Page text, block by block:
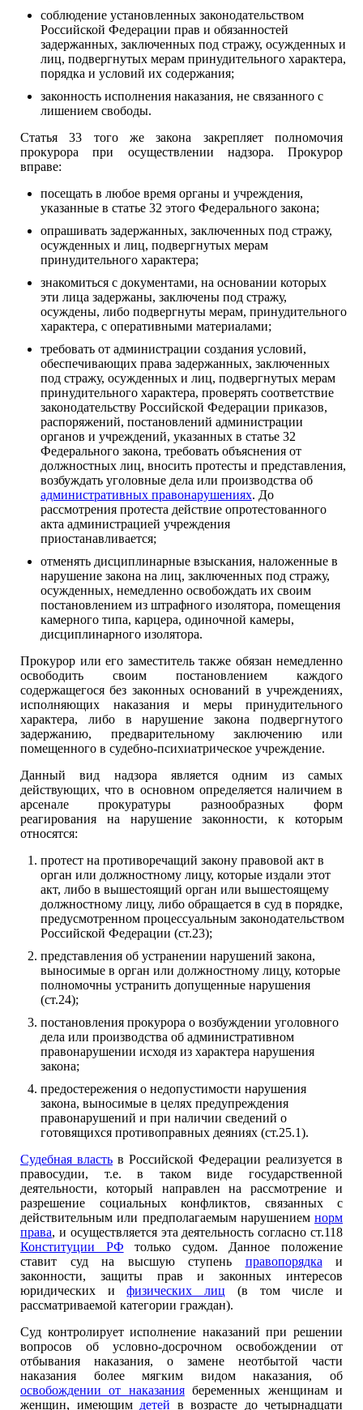
соблюдение установленных законодательством
Российской Федерации прав и обязанностей
задержанных, заключенных под стражу, осужденных и
лиц, подвергнутых мерам принудительного характера,
порядка и условий их содержания;
законность исполнения наказания, не связанного с
лишением свободы.
Статья 33 того же закона закрепляет полномочия
прокурора при осуществлении надзора. Прокурор
вправе:
посещать в любое время органы и учреждения,
указанные в статье 32 этого Федерального закона;
опрашивать задержанных, заключенных под стражу,
осужденных и лиц, подвергнутых мерам
принудительного характера;
знакомиться с документами, на основании которых
эти лица задержаны, заключены под стражу,
осуждены, либо подвергнуты мерам, принудительного
характера, с оперативными материалами;
требовать от администрации создания условий,
обеспечивающих права задержанных, заключенных
под стражу, осужденных и лиц, подвергнутых мерам
принудительного характера, проверять соответствие
законодательству Российской Федерации приказов,
распоряжений, постановлений администрации
органов и учреждений, указанных в статье 32
Федерального закона, требовать объяснения от
должностных лиц, вносить протесты и представления,
возбуждать уголовные дела или производства об
административных правонарушениях. До
рассмотрения протеста действие опротестованного
акта администрацией учреждения
приостанавливается;
отменять дисциплинарные взыскания, наложенные в
нарушение закона на лиц, заключенных под стражу,
осужденных, немедленно освобождать их своим
постановлением из штрафного изолятора, помещения
камерного типа, карцера, одиночной камеры,
дисциплинарного изолятора.
Прокурор или его заместитель также обязан немедленно
освободить своим постановлением каждого
содержащегося без законных оснований в учреждениях,
исполняющих наказания и меры принудительного
характера, либо в нарушение закона подвергнутого
задержанию, предварительному заключению или
помещенного в судебно-психиатрическое учреждение.
Данный вид надзора является одним из самых
действующих, что в основном определяется наличием в
арсенале прокуратуры разнообразных форм
реагирования на нарушение законности, к которым
относятся:
протест на противоречащий закону правовой акт в
орган или должностному лицу, которые издали этот
акт, либо в вышестоящий орган или вышестоящему
должностному лицу, либо обращается в суд в порядке,
предусмотренном процессуальным законодательством
Российской Федерации (ст.23);
представления об устранении нарушений закона,
выносимые в орган или должностному лицу, которые
полномочны устранить допущенные нарушения
(ст.24);
постановления прокурора о возбуждении уголовного
дела или производства об административном
правонарушении исходя из характера нарушения
закона;
предостережения о недопустимости нарушения
закона, выносимые в целях предупреждения
правонарушений и при наличии сведений о
готовящихся противоправных деяниях (ст.25.1).
Судебная власть в Российской Федерации реализуется в
правосудии, т.е. в таком виде государственной
деятельности, который направлен на рассмотрение и
разрешение социальных конфликтов, связанных с
действительным или предполагаемым нарушением норм
права, и осуществляется эта деятельность согласно ст.118
Конституции РФ только судом. Данное положение
ставит суд на высшую ступень правопорядка и
законности, защиты прав и законных интересов
юридических ифизических лиц (в том числе и
рассматриваемой категории граждан).
Суд контролирует исполнение наказаний при решении
вопросов об условно-досрочном освобождении от
отбывания наказания, о замене неотбытой части
наказания более мягким видом наказания, об
освобождении от наказаниябеременных женщинам и
женщин, имеющим детей в возрасте до четырнадцати